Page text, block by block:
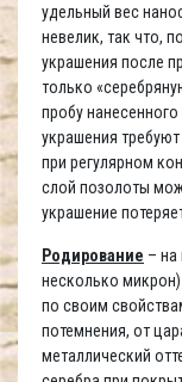
удельный вес
невелик, так что,
украшения после
только
пробу
украшения
при регулярном
слой позолоты
украшение
Родирование – на
несколько
по своим
потемнения, от
металлический